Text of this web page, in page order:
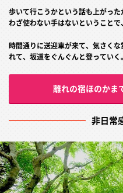
歩いて行こうかという話も上がっ
わざ使わない手はないということで
時間通りに送迎車が来て、気さく
れて、坂道をぐんぐんと登っていく
離れの宿ほのかま
非日常